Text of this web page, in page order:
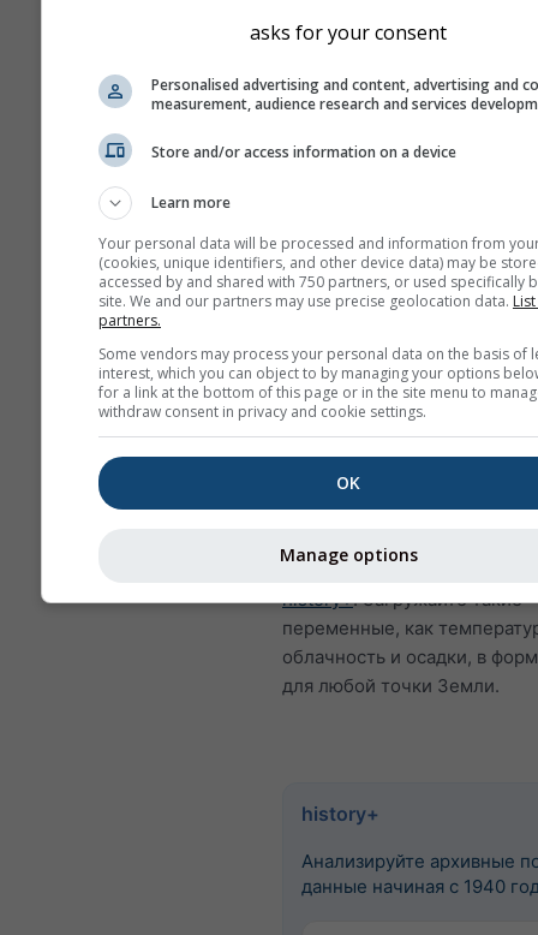
найти рядом с
Диаграмма "15 дней"
почасовые данные. За
месяцев приводятся
агрегаты.
необработанные
продажи. Пожалуйста,
свяжитесь с нами для
дополнительной
Почасовые исторические
приобрести с помощью
history+. Загружайте такие
переменные, как
облачность и осадки, в
для любой точки Земли.
history+
Анализируйте архивные
данные начиная с 1940
asks for your consent
Personalised advertising and content, advertising and
measurement, audience research and services
Store and/or access information on a device
Learn more
Your personal data will be processed and information from
(cookies, unique identifiers, and other device data) may be
accessed by and shared with 750 partners, or used specifically
site. We and our partners may use precise geolocation data.
partners.
Some vendors may process your personal data on the basis of
interest, which you can object to by managing your options
for a link at the bottom of this page or in the site menu to
withdraw consent in privacy and cookie settings.
OK
Manage options